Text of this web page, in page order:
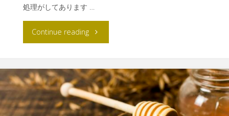
処理がしてあります …
Continue reading